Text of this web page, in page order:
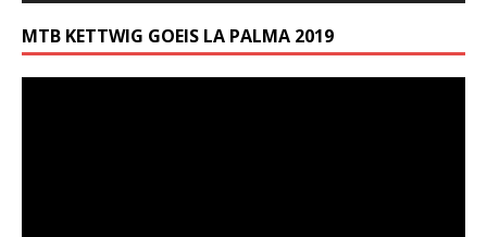
MTB KETTWIG GOEIS LA PALMA 2019